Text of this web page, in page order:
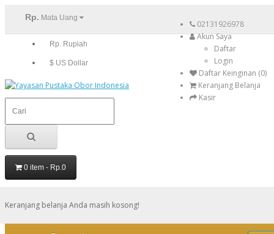
Rp. Mata Uang
Rp. Rupiah
$ US Dollar
02131926978
Akun Saya
Daftar
Login
Daftar Keinginan (0)
Keranjang Belanja
Kasir
0 item - Rp.0
Keranjang belanja Anda masih kosong!